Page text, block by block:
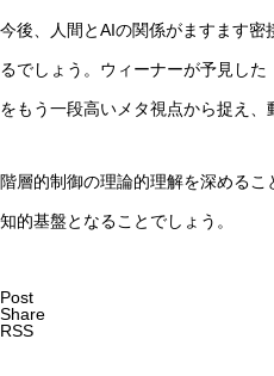
今後、人間とAIの関係がますます
るでしょう。ウィーナーが予見し
をもう一段高いメタ視点から捉え
階層的制御の理論的理解を深める
知的基盤となることでしょう。
Post
Share
RSS